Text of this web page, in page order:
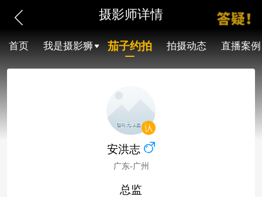
摄影师详情
首页 我是摄影狮 茄子约拍 拍摄动态 直播案例
安洪志
广东-广州
总监